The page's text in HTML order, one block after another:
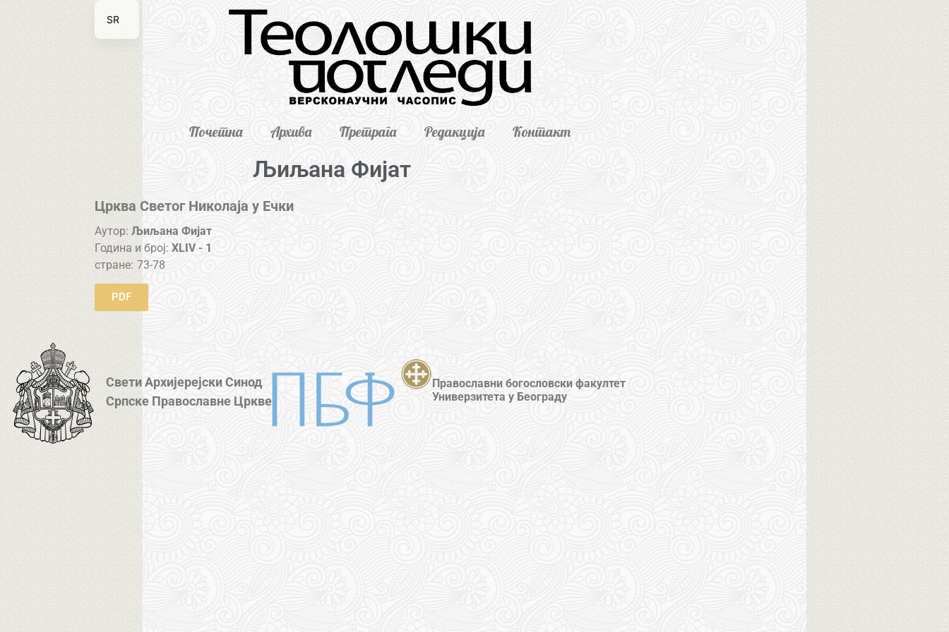
Почетна Архива Претрага Редакција Контакт
Љиљана Фијат
Црква Светог Николаја у Ечки
Аутор: Љиљана Фијат
Година и број:XLIV - 1
стране: 73-78
PDF
Свети Архијерејски Синод
Српске Православне Цркве
Православни богословски факултет
Универзитета у Београду
SR
EN